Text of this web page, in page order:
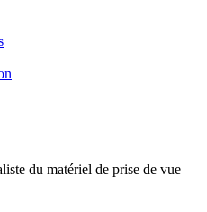
du matériel de prise de vue